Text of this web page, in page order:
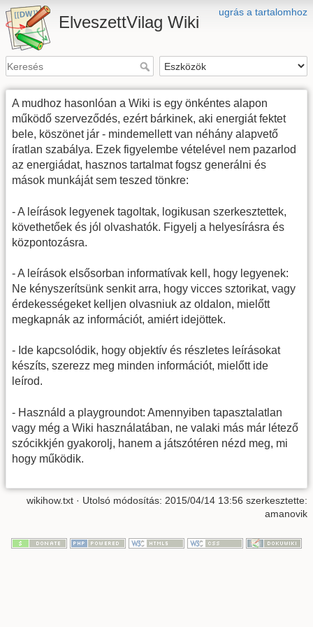
ugrás a tartalomhoz
ElveszettVilag Wiki
A mudhoz hasonlóan a Wiki is egy önkéntes alapon
működő szerveződés, ezért bárkinek, aki energiát fektet
bele, köszönet jár - mindemellett van néhány alapvető
íratlan szabálya. Ezek figyelembe vételével nem pazarlod
az energiádat, hasznos tartalmat fogsz generálni és
mások munkáját sem teszed tönkre:
- A leírások legyenek tagoltak, logikusan szerkesztettek,
követhetőek és jól olvashatók. Figyelj a helyesírásra és
központozásra.
- A leírások elsősorban informatívak kell, hogy legyenek:
Ne kényszerítsünk senkit arra, hogy vicces sztorikat, vagy
érdekességeket kelljen olvasniuk az oldalon, mielőtt
megkapnák az információt, amiért idejöttek.
- Ide kapcsolódik, hogy objektív és részletes leírásokat
készíts, szerezz meg minden információt, mielőtt ide
leírod.
- Használd a playgroundot: Amennyiben tapasztalatlan
vagy még a Wiki használatában, ne valaki más már létező
szócikkjén gyakorolj, hanem a játszótéren nézd meg, mi
hogy működik.
wikihow.txt · Utolsó módosítás: 2015/04/14 13:56 szerkesztette:
amanovik